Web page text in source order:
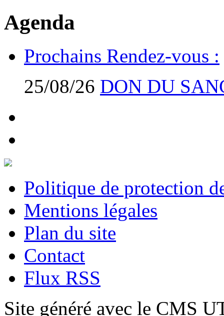
Agenda
Prochains Rendez-vous :
25/08/26 DON DU
Politique de protection
Mentions légales
Plan du site
Contact
Flux RSS
Site généré avec le CMS